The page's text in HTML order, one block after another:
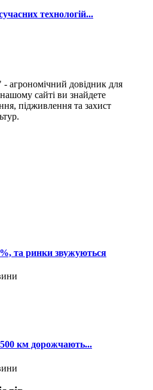
технологій...
агрономічний довідник для
сайті ви знайдете
підживлення та захист
та ринки звужуються
500 км дорожчають...